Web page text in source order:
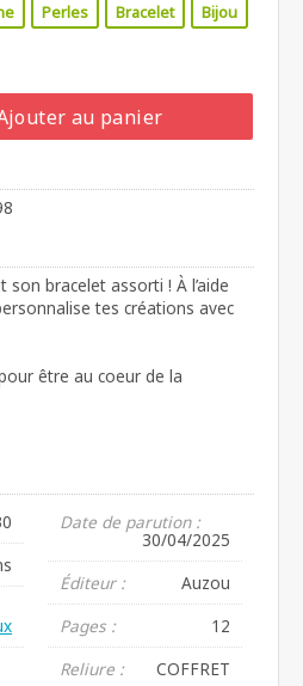
Perles Bracelet Bijou
au panier
bracelet assorti ! À l’aide
tes créations avec
être au coeur de la
Date de parution :
30/04/2025
Éditeur :
Auzou
Pages :
12
Reliure :
COFFRET